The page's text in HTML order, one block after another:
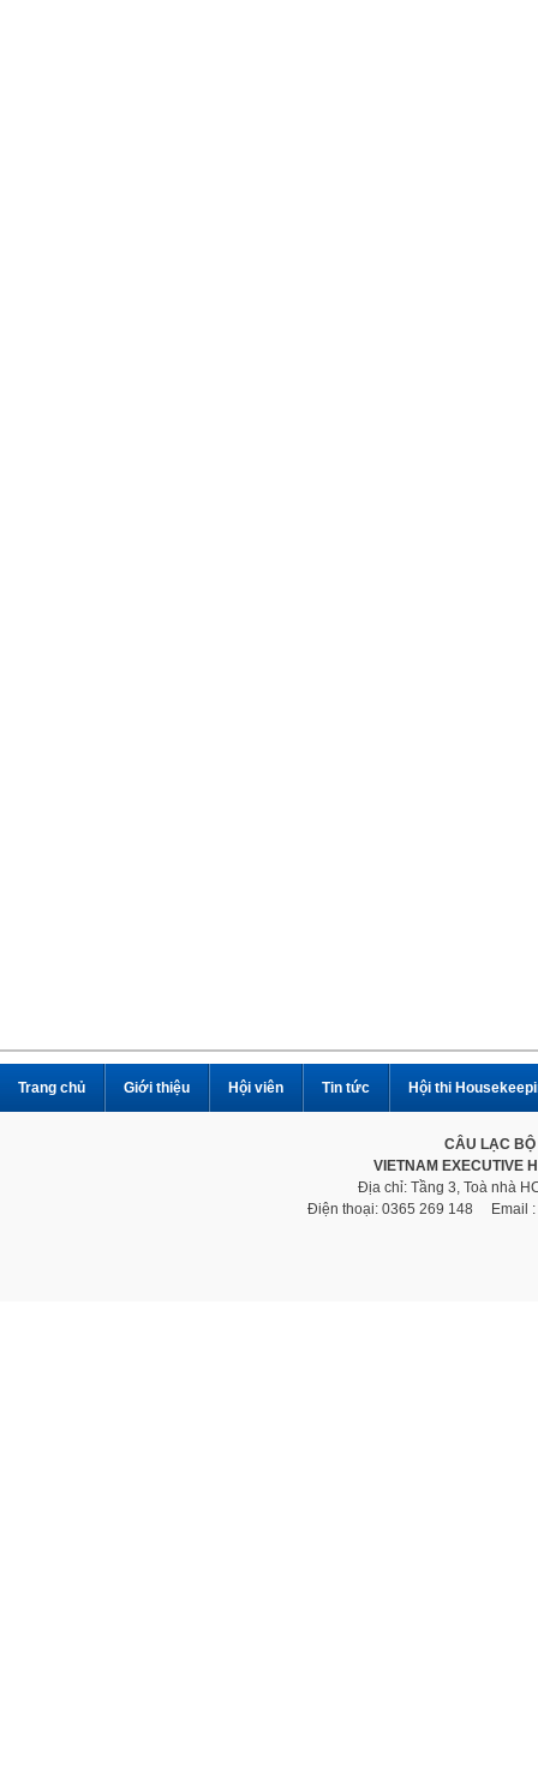
Trang chủ Giới thiệu Hội viên Tin tức Hội thi
CÂU LẠC BỘ
VIETNAM EXECUTIVE
Địa chỉ: Tầng 3, Toà nhà
Điện thoại: 0365 269 148 Email